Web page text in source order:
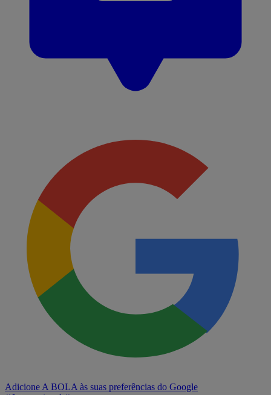
Adicione A BOLA às suas preferências do Google